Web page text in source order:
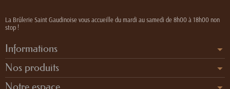
La Brûlerie Saint Gaudinoise vous accueille du mardi au samedi de 8h00 à 18h00 non
stop !
Informations
Nos produits